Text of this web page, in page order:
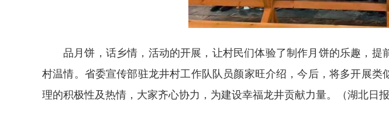
品月饼，话乡情，活动的开展，让村民们体验了制作月饼的乐趣，
村温情。省委宣传部驻龙井村工作队队员颜家旺介绍，今后，将多开展
理的积极性及热情，大家齐心协力，为建设幸福龙井贡献力量。（湖北日